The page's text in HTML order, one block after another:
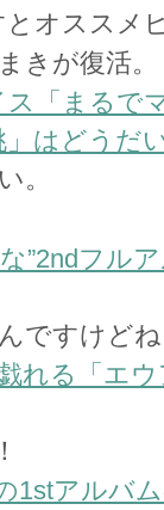
オススメ
きが復活。
「まるで
」はどうだ
。
”2ndフル
ですけど
れる「エ
1stアルバ